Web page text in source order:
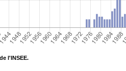
l'INSEE.